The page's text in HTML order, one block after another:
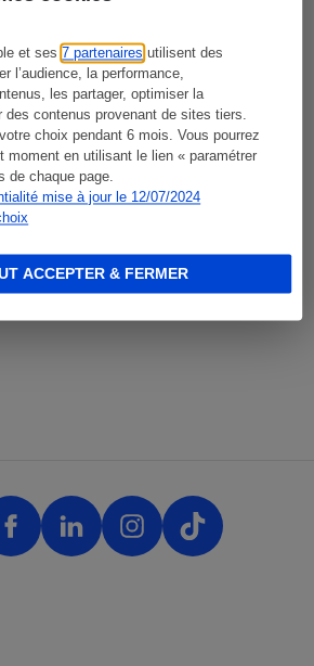
et ses7 partenaires utilisent des
l’audience, la performance,
les partager, optimiser la
des contenus provenant de sites tiers.
choix pendant 6 mois. Vous pourrez
moment en utilisant le lien « paramétrer
de chaque page.
mise à jour le 12/07/2024
ACCEPTER & FERMER
Complément
alimentaire
Assurance emprunteur
Banque
Lave-linge
Plaque de cuisson à
induction
Téléviseur
Téléphone mobile -
Smartphone
Matelas
Mutuelle
locale